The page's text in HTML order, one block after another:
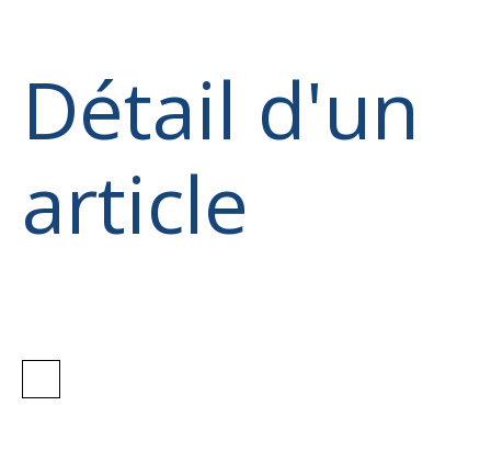
Détail d'un
article